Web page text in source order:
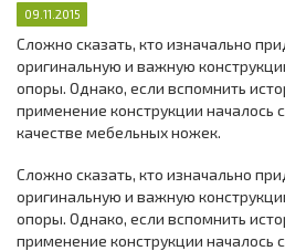
09.11.2015
Сложно сказать, кто изначально
оригинальную и важную
опоры. Однако, если вспомнить
применение конструкции началось
качестве мебельных ножек.
Сложно сказать, кто изначально
оригинальную и важную
опоры. Однако, если вспомнить
применение конструкции началось